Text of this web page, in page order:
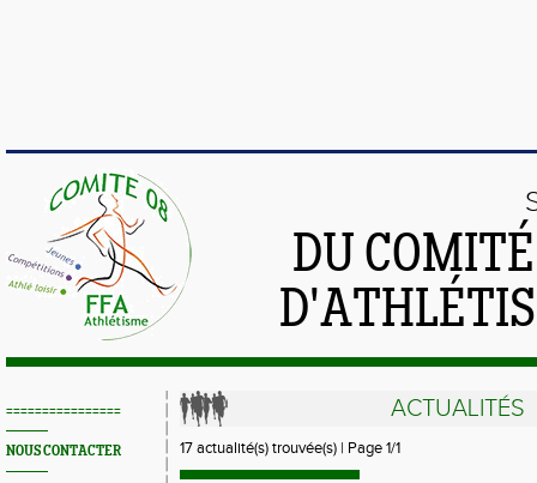
DU
================
NOUS CONTACTER
ACTUALITÉS
17 actualité(s) trouvée(s) | Page 1/1